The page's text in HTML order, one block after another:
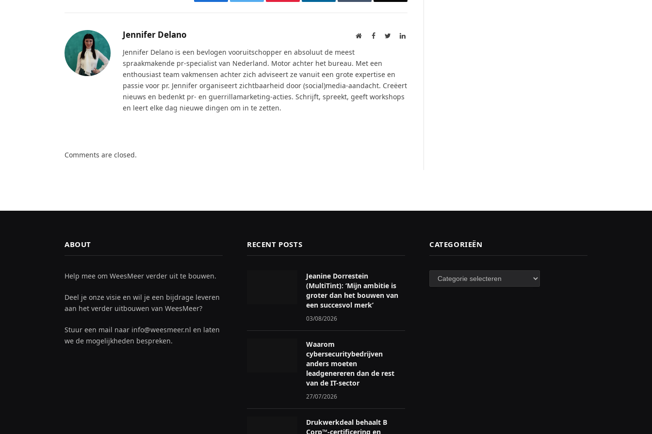
Jennifer Delano WebsiteFacebookTwitterLinkedIn
Jennifer Delano is een bevlogen vooruitschopper en absoluut de meest
spraakmakende pr-specialist van Nederland. Motor achter het bureau. Met een
enthousiast team vakmensen achter zich adviseert ze vanuit een grote expertise en
passie voor pr. Jennifer organiseert zichtbaarheid door (social)media-aandacht. Creëert
nieuws en bedenkt pr- en guerrillamarketing-acties. Schrijft, spreekt, geeft workshops
en leert elke dag nieuwe dingen om in te zetten.
Comments are closed.
ABOUT
Help mee om WeesMeer verder uit te bouwen.
Deel je onze visie en wil je een bijdrage leveren
aan het verder uitbouwen van WeesMeer?
Stuur een mail naar info@weesmeer.nl en laten
we de mogelijkheden bespreken.
RECENT POSTS
Jeanine Dorrestein
(MultiTint): ‘Mijn ambitie is
groter dan het bouwen van
een succesvol merk’
03/08/2026
Waarom
cybersecuritybedrijven
anders moeten
leadgenereren dan de rest
van de IT-sector
27/07/2026
Drukwerkdeal behaalt B
Corp™-certificering en
CATEGORIEËN
Categorieën